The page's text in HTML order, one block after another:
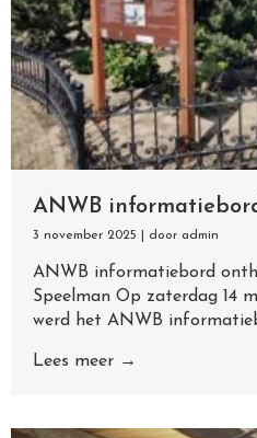
ANWB
3 november 2025 door admin
ANWB informatiebord
Speelman Op zaterdag 14
werd het ANWB
Lees meer →